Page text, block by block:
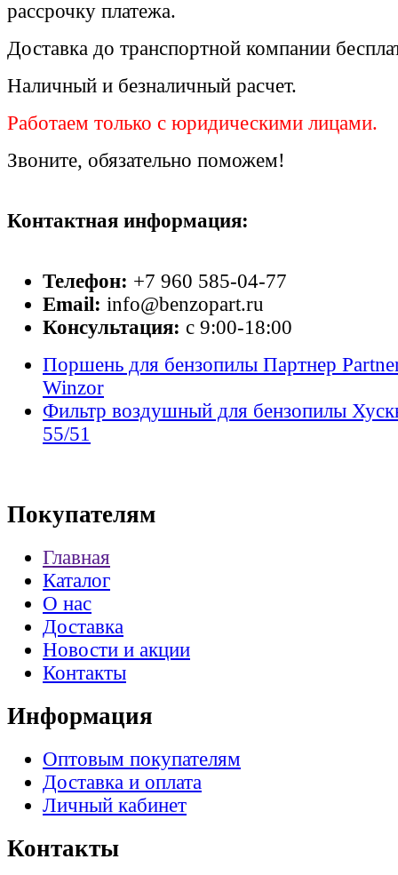
рассрочку платежа.
Доставка до транспортной компании
Наличный и безналичный расчет.
Работаем только с юридическими лицами.
Звоните, обязательно поможем!
Контактная информация:
Телефон: +7 960 585-04-77
Email: info@benzopart.ru
Консультация: с 9:00-18:00
Поршень для бензопилы Партнер
Winzor
Фильтр воздушный для бензопилы
55/51
Покупателям
Главная
Каталог
О нас
Доставка
Новости и акции
Контакты
Информация
Оптовым покупателям
Доставка и оплата
Личный кабинет
Контакты